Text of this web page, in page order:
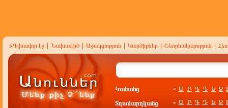
Գլխավոր էջ Նախագիծ Աջակցություն Կարծիքներ Շնորհակալություն
Կանանց » Ա Բ Գ Դ Ե Զ
Տղամարդկանց » Ա Բ Գ Դ Ե Զ